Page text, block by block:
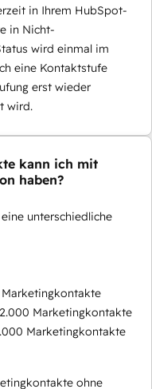
in Ihrem HubSpot-
in Nicht-
wird einmal im
eine Kontaktstufe
erst wieder
wird.
kann ich mit
haben?
unterschiedliche
Marketingkontakte
Marketingkontakte
ohne